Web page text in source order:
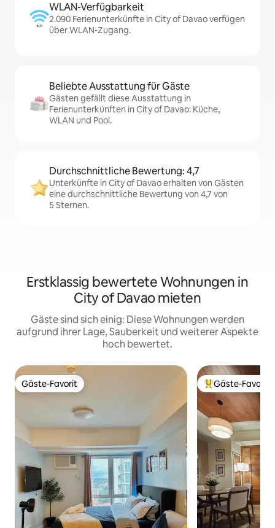
WLAN-Verfügbarkeit
2.090 Ferienunterkünfte in City of Davao verfügen
über WLAN-Zugang.
Beliebte Ausstattung für Gäste
Gästen gefällt diese Ausstattung in
Ferienunterkünften in City of Davao: Küche,
WLAN und Pool.
Durchschnittliche Bewertung: 4,7
Unterkünfte in City of Davao erhalten von Gästen
eine durchschnittliche Bewertung von 4,7 von
5 Sternen.
Erstklassig bewertete Wohnungen in
City of Davao mieten
Gäste sind sich einig: Diese Wohnungen werden
aufgrund ihrer Lage, Sauberkeit und weiterer Aspekte
hoch bewertet.
Gäste-Favorit
Gäste-Favorit Beliebter Gäste-
Gäste-Favorit